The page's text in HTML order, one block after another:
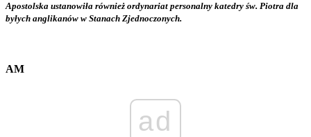
Apostolska ustanowiła również ordynariat personalny katedry św. Piotra dla
byłych anglikanów w Stanach Zjednoczonych.
AM
ad